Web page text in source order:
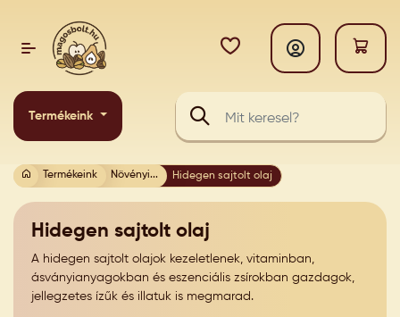
Termékeink
Termékeink Növényi... Hidegen sajtolt olaj
Hidegen sajtolt olaj
A hidegen sajtolt olajok kezeletlenek, vitaminban,
ásványianyagokban és eszenciális zsírokban gazdagok,
jellegzetes ízűk és illatuk is megmarad.